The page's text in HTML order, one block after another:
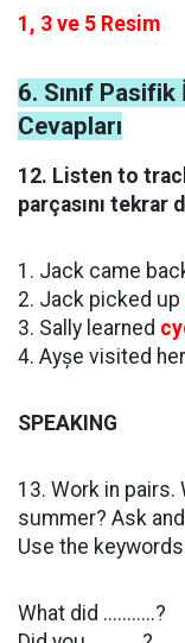
1, 3 ve 5 Resim
6. Sınıf
Cevapları
12. Listen to
parçasını tekrar
1. Jack came
2. Jack picked up
3. Sally learned
4. Ayșe visited her
SPEAKING
13. Work in pairs.
summer? Ask
Use the
What did ...........?